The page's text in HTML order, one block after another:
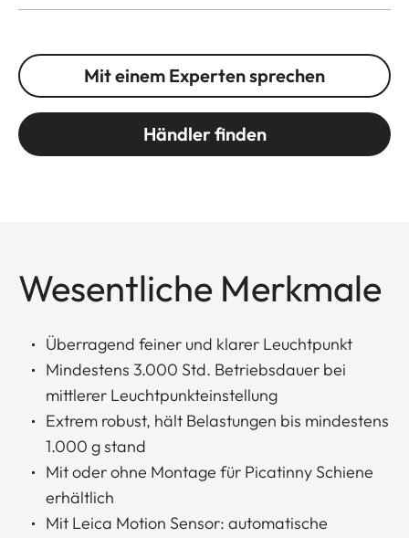
Mit einem Experten sprechen
Händler finden
Wesentliche Merkmale
Überragend feiner und klarer Leuchtpunkt
Mindestens 3.000 Std. Betriebsdauer bei
mittlerer Leuchtpunkteinstellung
Extrem robust, hält Belastungen bis mindestens
1.000 g stand
Mit oder ohne Montage für Picatinny Schiene
erhältlich
Mit Leica Motion Sensor: automatische